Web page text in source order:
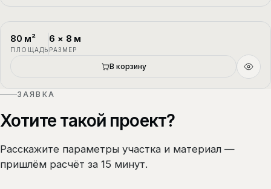
П-4
80 м²
ПЛОЩАДЬ
6 × 8 м
РАЗМЕР
В корзину
ЗАЯВКА
Хотите такой проект?
Расскажите параметры участка и материал —
пришлём расчёт за 15 минут.